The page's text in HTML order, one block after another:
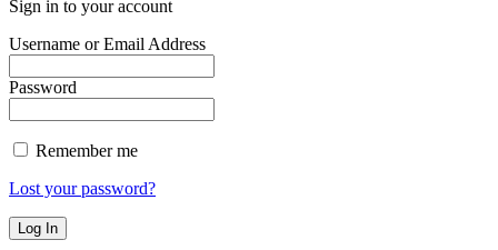
Sign in to your account
Username or Email Address
Password
Remember me
Lost your password?